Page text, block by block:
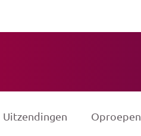
Uitzendingen Oproepen